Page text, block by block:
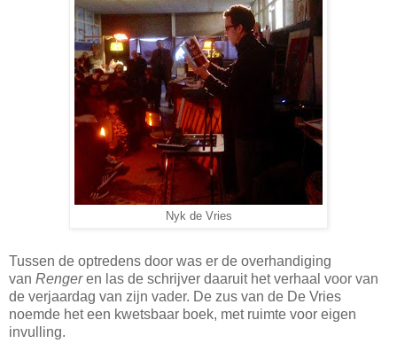
Nyk de Vries
Tussen de optredens door was er de overhandiging
van Rengeren las de schrijver daaruit het verhaal voor van
de verjaardag van zijn vader. De zus van de De Vries
noemde het een kwetsbaar boek, met ruimte voor eigen
invulling.